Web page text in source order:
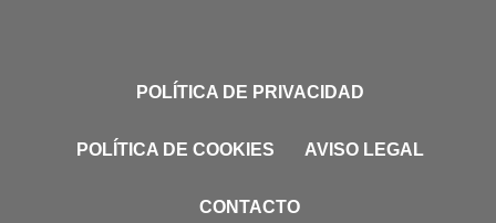
POLÍTICA DE PRIVACIDAD
POLÍTICA DE COOKIES AVISO LEGAL
CONTACTO